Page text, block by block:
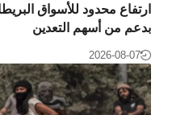
ارتفاع محدود للأسواق
بدعم من أسهم التعدين
2026-08-07